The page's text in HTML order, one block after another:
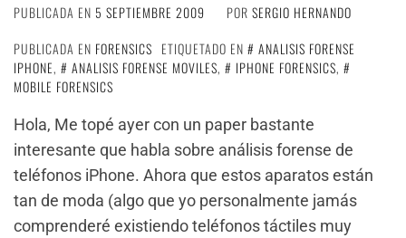
PUBLICADA EN 5 SEPTIEMBRE 2009 POR SERGIO HERNANDO
PUBLICADA EN FORENSICS ETIQUETADO EN
ANALISIS FORENSE
IPHONE, ANALISIS FORENSE MOVILES, IPHONE FORENSICS,
MOBILE FORENSICS
Hola, Me topé ayer con un paper bastante
interesante que habla sobre análisis forense de
teléfonos iPhone. Ahora que estos aparatos están
tan de moda (algo que yo personalmente jamás
comprenderé existiendo teléfonos táctiles muy